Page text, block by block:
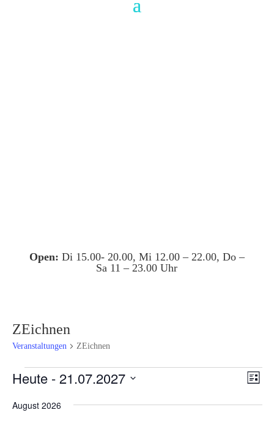
Open: Di 15.00- 20.00, Mi 12.00 – 22.00, Do –
Sa 11 – 23.00 Uhr
ZEichnen
Veranstaltungen ZEichnen
Veranstaltungen Liste
Heute - 21.07.2027
wählen.
August 2026